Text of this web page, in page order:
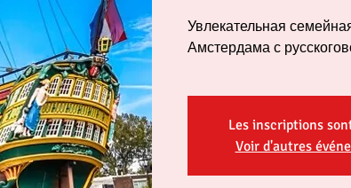
Увлекательная
Амстердама с
Les inscriptions
Voir d'autres